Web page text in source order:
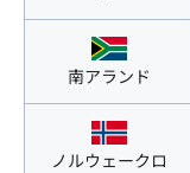
南アランド
ノルウェークロ